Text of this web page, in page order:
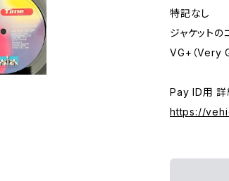
特記なし
ジャケットの
VG+（Very
Pay ID用 詳
https://